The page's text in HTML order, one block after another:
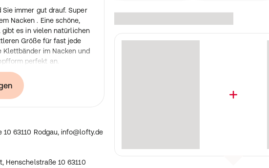
immer gut drauf. Super
Nacken . Eine schöne,
gibt es in vielen natürlichen
Größe für fast jede
Klettbänder im Nacken und
perfekt an.
10 63110 Rodgau,
63110 Rodgau, info@lofty.de
Henschelstraße 10 63110